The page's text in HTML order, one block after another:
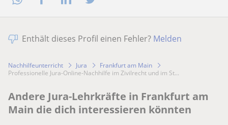
Enthält dieses Profil einen Fehler? Melden
Nachhilfeunterricht Jura
Frankfurt am Main
Professionelle Jura-Online-Nachhilfe im Zivilrecht und im St...
Andere Jura-Lehrkräfte in Frankfurt am
Main die dich interessieren könnten